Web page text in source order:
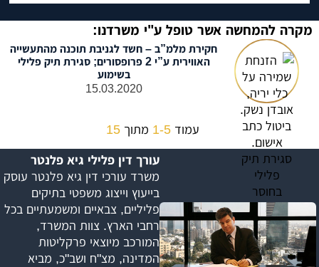
מקרה להמחשה אשר טופל ע"י משרדנו:
חקירת מלמ”ב – חשד לגניבת תוכנה מהתעשייה
האווירית ע”י 2 פרופסורים; סגירת תיק פלילי
בשימוע
15.03.2020
עמוד1-5 מתוך15
עורך דין פלילי גיא פלנטר
משרד עורכי דין גיא פלנטר עוסק
בייעוץ וייצוג משפטי בתיקים
פליליים, צבאיים ומשמעתיים בכל
רחבי הארץ. צוות המשרד,
המורכב מיוצאי פרקליטות
המדינה, מצ"ח ושב"כ, מביא